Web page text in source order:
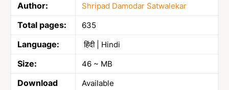
Author: Shripad Damodar Satwalekar
Total pages: 635
Language: हिंदी | Hindi
Size: 46 ~ MB
Download
Available